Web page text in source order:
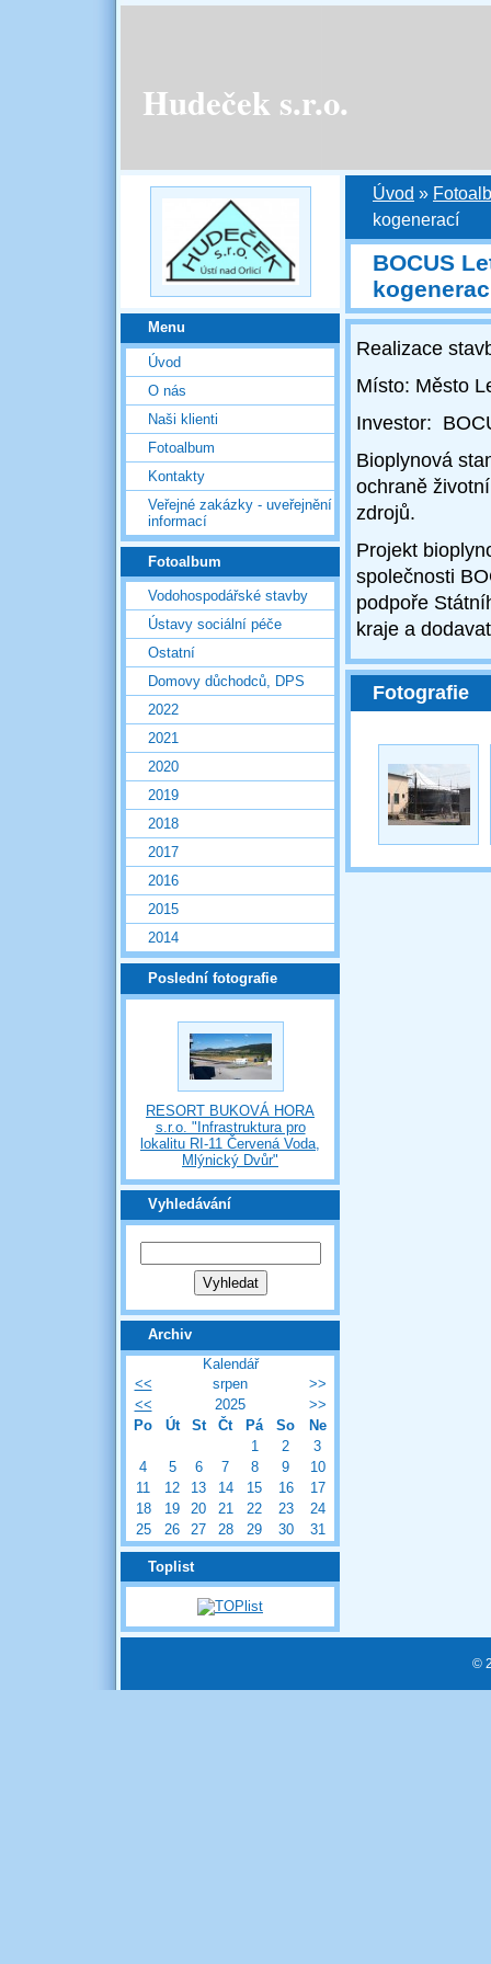
Hudeček s.r.o.
Menu
Úvod
O nás
Naši klienti
Fotoalbum
Kontakty
Veřejné zakázky - uveřejnění
informací
Fotoalbum
Vodohospodářské stavby
Ústavy sociální péče
Ostatní
Domovy důchodců, DPS
2022
2021
2020
2019
2018
2017
2016
2015
2014
Poslední fotografie
RESORT BUKOVÁ HORA
s.r.o. "Infrastruktura pro
lokalitu RI-11 Červená Voda,
Mlýnický Dvůr"
Vyhledávání
Archiv
Kalendář
<<
srpen
>>
<<
2025
>>
Po
Út St Čt Pá So
Ne
1
2
3
4
5 6 7 8 9
10
11
12 13 14 15 16
17
18
19 20 21 22 23
24
25
26 27 28 29 30 31
Toplist
Úvod »
kogenerací
BOCUS
Realizace
Místo: Město
Investor:
Bioplynová
ochraně
zdrojů.
Projekt
společnosti
podpoře
kraje a
Fotografie
©